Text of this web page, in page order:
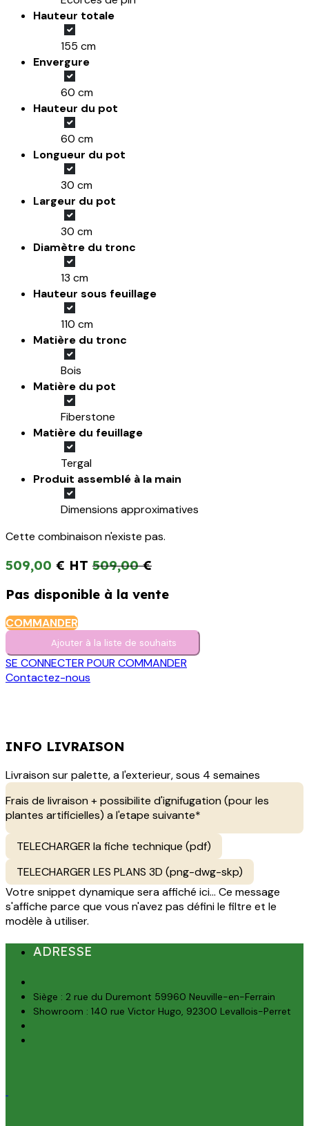
Hauteur totale
155 cm
Envergure
60 cm
Hauteur du pot
60 cm
Longueur du pot
30 cm
Largeur du pot
30 cm
Diamètre du tronc
13 cm
Hauteur sous feuillage
110 cm
Matière du tronc
Bois
Matière du pot
Fiberstone
Matière du feuillage
Tergal
Produit assemblé à la main
Dimensions approximatives
Cette combinaison n'existe pas.
509,00 € 509,00€
Pas disponible à la vente
COMMANDER
Ajouter à la liste de s​o​uh​aits
SE CONNECTER POUR COMMANDER
Contactez-nous
INFO LIVRAISON
Livraison sur palette, a l'exterieur, sous 4 semaines
Frais de livraison + possibilite d'ignifugation (pour les
plantes artificielles) a l'etape suivante*
TELECHARGER la fiche technique (pdf)
TELECHARGER LES PLANS 3D (png-dwg-skp)
Votre snippet dynamique sera affiché ici... Ce message
s'affiche parce que vous n'avez pas défini le filtre et le
modèle à utiliser.
ADRESSE
Siège : 2 rue du Duremont 59960 Neuville-en-Ferrain
Showroom : 140 rue Victor Hugo, 92300 Levallois-Perret